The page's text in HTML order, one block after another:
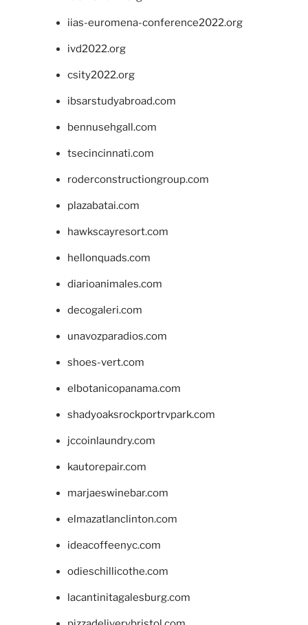
iias-euromena-conference2022.org
ivd2022.org
csity2022.org
ibsarstudyabroad.com
bennusehgall.com
tsecincinnati.com
roderconstructiongroup.com
plazabatai.com
hawkscayresort.com
hellonquads.com
diarioanimales.com
decogaleri.com
unavozparadios.com
shoes-vert.com
elbotanicopanama.com
shadyoaksrockportrvpark.com
jccoinlaundry.com
kautorepair.com
marjaeswinebar.com
elmazatlanclinton.com
ideacoffeenyc.com
odieschillicothe.com
lacantinitagalesburg.com